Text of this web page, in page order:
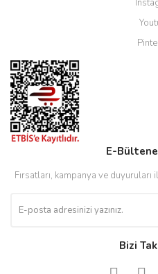
E-
Fırsatları, kampanya ve
Bizi